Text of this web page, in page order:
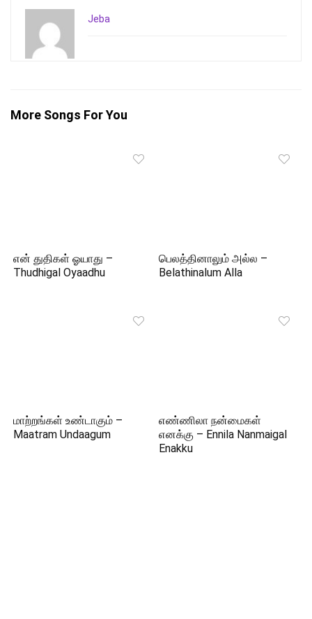
Jeba
More Songs For You
என் துதிகள் ஓயாது –
Thudhigal Oyaadhu
பெலத்தினாலும் அல்ல –
Belathinalum Alla
மாற்றங்கள் உண்டாகும் –
Maatram Undaagum
எண்ணிலா நன்மைகள்
எனக்கு – Ennila Nanmaigal
Enakku